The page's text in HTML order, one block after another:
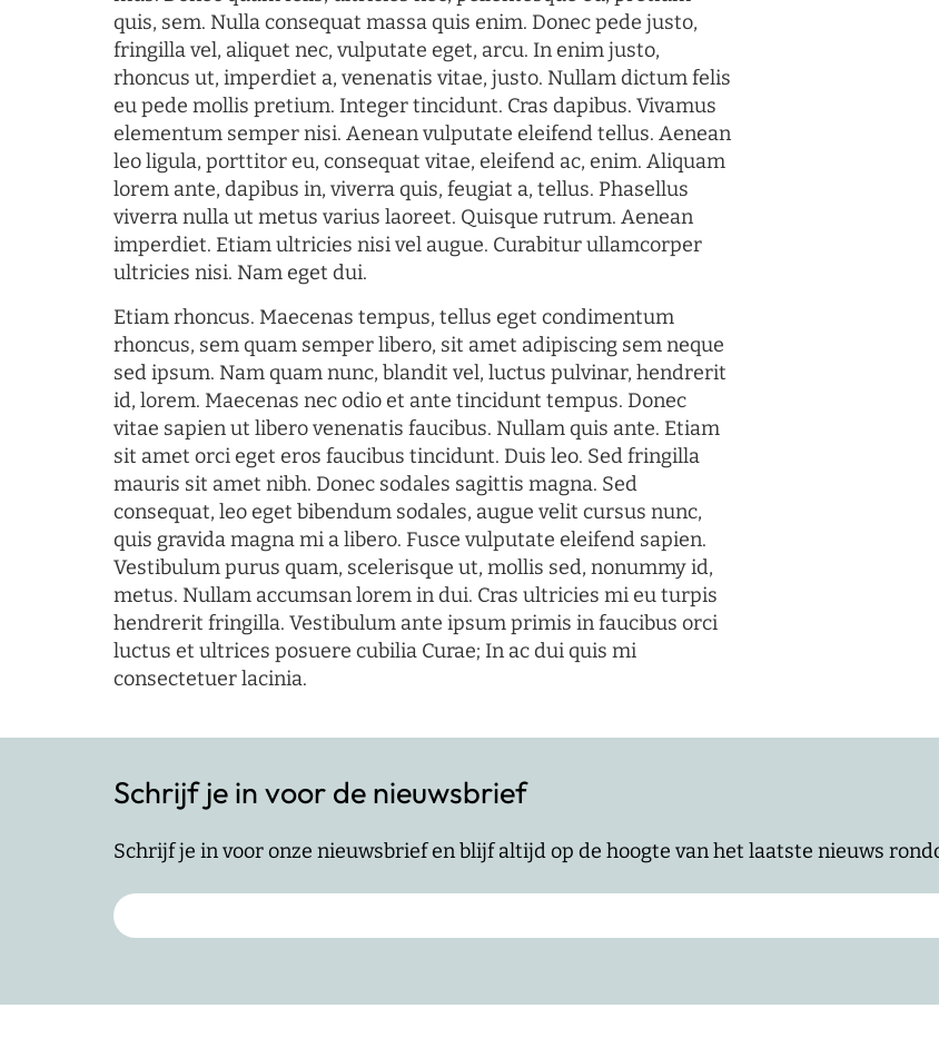
quis, sem. Nulla consequat massa quis enim. Donec pede justo,
fringilla vel, aliquet nec, vulputate eget, arcu. In enim justo,
rhoncus ut, imperdiet a, venenatis vitae, justo. Nullam dictum felis
eu pede mollis pretium. Integer tincidunt. Cras dapibus. Vivamus
elementum semper nisi. Aenean vulputate eleifend tellus. Aenean
leo ligula, porttitor eu, consequat vitae, eleifend ac, enim. Aliquam
lorem ante, dapibus in, viverra quis, feugiat a, tellus. Phasellus
viverra nulla ut metus varius laoreet. Quisque rutrum. Aenean
imperdiet. Etiam ultricies nisi vel augue. Curabitur ullamcorper
ultricies nisi. Nam eget dui.
Etiam rhoncus. Maecenas tempus, tellus eget condimentum
rhoncus, sem quam semper libero, sit amet adipiscing sem neque
sed ipsum. Nam quam nunc, blandit vel, luctus pulvinar, hendrerit
id, lorem. Maecenas nec odio et ante tincidunt tempus. Donec
vitae sapien ut libero venenatis faucibus. Nullam quis ante. Etiam
sit amet orci eget eros faucibus tincidunt. Duis leo. Sed fringilla
mauris sit amet nibh. Donec sodales sagittis magna. Sed
consequat, leo eget bibendum sodales, augue velit cursus nunc,
quis gravida magna mi a libero. Fusce vulputate eleifend sapien.
Vestibulum purus quam, scelerisque ut, mollis sed, nonummy id,
metus. Nullam accumsan lorem in dui. Cras ultricies mi eu turpis
hendrerit fringilla. Vestibulum ante ipsum primis in faucibus orci
luctus et ultrices posuere cubilia Curae; In ac dui quis mi
consectetuer lacinia.
Schrijf je in voor de nieuwsbrief
Schrijf je in voor onze nieuwsbrief en blijf altijd op de hoogte van het laatste nieuws